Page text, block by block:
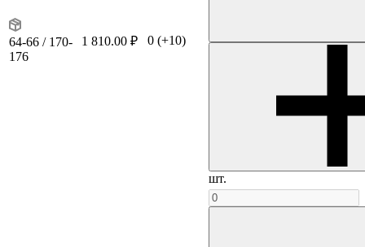
64-66 / 170-
176
1 810.00 ₽ 0 (+10)
шт.